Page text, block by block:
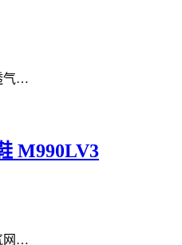
气…
M990LV3
网…